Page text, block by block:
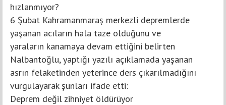
hızlanmıyor?
6 Şubat Kahramanmaraş merkezli depremlerde
yaşanan acıların hala taze olduğunu ve
yaraların kanamaya devam ettiğini belirten
Nalbantoğlu, yaptığı yazılı açıklamada yaşanan
asrın felaketinden yeterince ders çıkarılmadığını
vurgulayarak şunları ifade etti:
Deprem değil zihniyet öldürüyor